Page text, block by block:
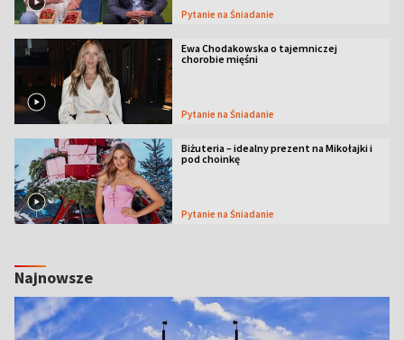
Pytanie na Śniadanie
Ewa Chodakowska o tajemniczej
chorobie mięśni
Pytanie na Śniadanie
Biżuteria – idealny prezent na Mikołajki i
pod choinkę
Pytanie na Śniadanie
Najnowsze